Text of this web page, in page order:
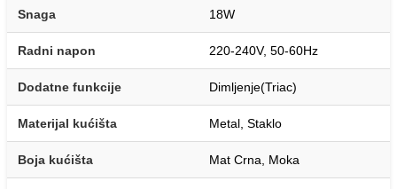
Snaga 18W
Radni napon 220-240V, 50-60Hz
Dodatne funkcije Dimljenje(Triac)
Materijal kućišta Metal, Staklo
Boja kućišta Mat Crna, Moka